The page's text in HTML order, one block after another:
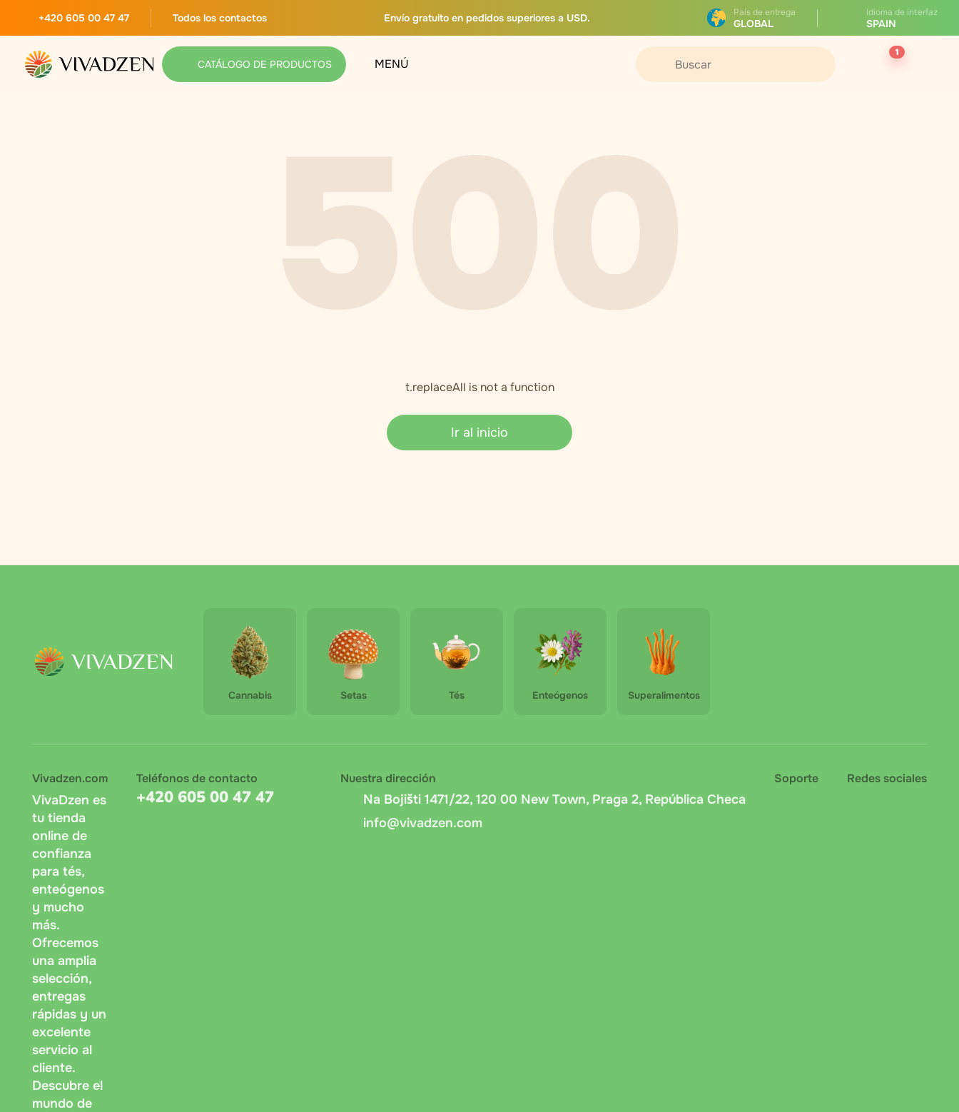
+420 605 00 47 47 Todos los contactos Envío gratuito en pedidos superiores a USD. País de entrega
GLOBAL
Idioma de interfaz
SPAIN
CATÁLOGO DE PRODUCTOS MENÚ
1
t.replaceAll is not a function
Ir al inicio
Cannabis Setas Tés Enteógenos Superalimentos
Vivadzen.com
VivaDzen es
tu tienda
online de
confianza
para tés,
enteógenos
y mucho
más.
Ofrecemos
una amplia
selección,
entregas
rápidas y un
excelente
servicio al
cliente.
Descubre el
mundo de
Teléfonos de contacto
+420 605 00 47 47
Soporte Redes sociales
Nuestra dirección
Na Bojišti 1471/22, 120 00 New Town, Praga 2, República Checa
info@vivadzen.com